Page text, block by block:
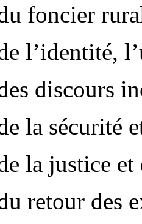
foncier
l’identité,
discours
la sécurité
la justice et
retour des